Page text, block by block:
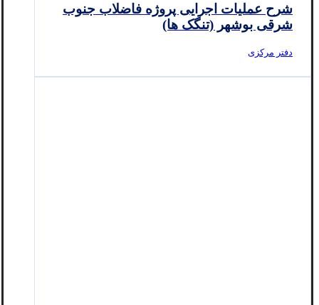
شرح عملیات اجرایی پروژه فاضلاب جنوب
شرقی بوشهر (تنگک ها)
دفتر مرکزی